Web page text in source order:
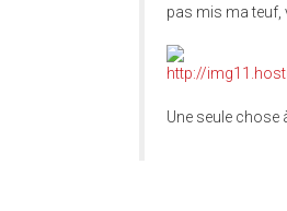
pas mis ma teuf,
Une seule chose